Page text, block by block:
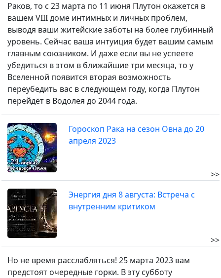
Раков, то с 23 марта по 11 июня Плутон окажется в
вашем VIII доме интимных и личных проблем,
выводя ваши житейские заботы на более глубинный
уровень. Сейчас ваша интуиция будет вашим самым
главным союзником. И даже если вы не успеете
убедиться в этом в ближайшие три месяца, то у
Вселенной появится вторая возможность
переубедить вас в следующем году, когда Плутон
перейдёт в Водолея до 2044 года.
Гороскоп Рака на сезон Овна до 20
апреля 2023
>>
Энергия дня 8 августа: Встреча с
внутренним критиком
>>
Но не время расслабляться! 25 марта 2023 вам
предстоят очередные горки. В эту субботу